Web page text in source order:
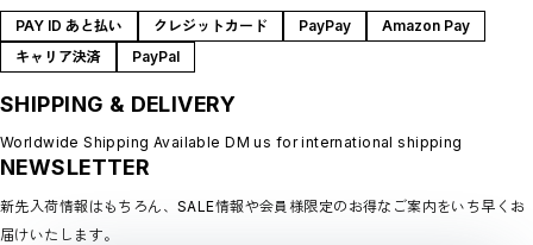
BLOG
MEMBERSHIP
LOGIN
特定商取引法に基づく表記
会員規約
PAY ID あと払い クレジットカード PayPay
Amazon Pay
キャリア決済
PayPal
SHIPPING & DELIVERY
Worldwide Shipping Available DM us for international shipping
NEWSLETTER
新先入荷情報はもちろん、SALE情報や会員様限定のお得なご案内をいち早くお
届けいたします。